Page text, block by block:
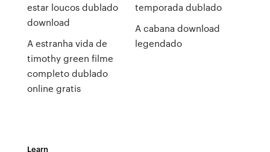
estar loucos dublado
download
A estranha vida de
timothy green filme
completo dublado
online gratis
temporada dublado
A cabana download
legendado
Learn